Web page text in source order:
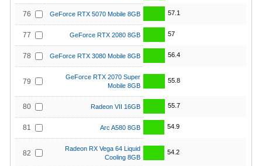
76 GeForce RTX 5070 Mobile 8GB 57.1
77 GeForce RTX 2080 8GB 57
78 GeForce RTX 3080 Mobile 8GB 56.4
79
GeForce RTX 2070 Super
Mobile 8GB
55.8
80 Radeon VII 16GB 55.7
81 Arc A580 8GB 54.9
82
Radeon RX Vega 64 Liquid
Cooling 8GB
54.2